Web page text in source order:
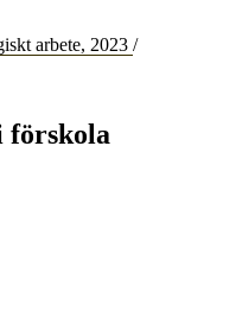
arbete, 2023 /
förskola